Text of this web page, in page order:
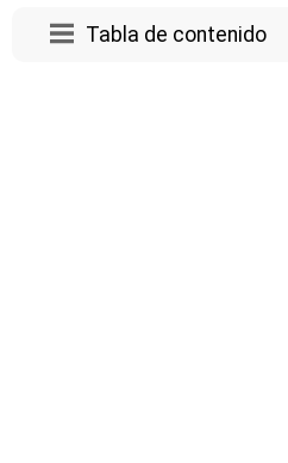
Tabla de contenido